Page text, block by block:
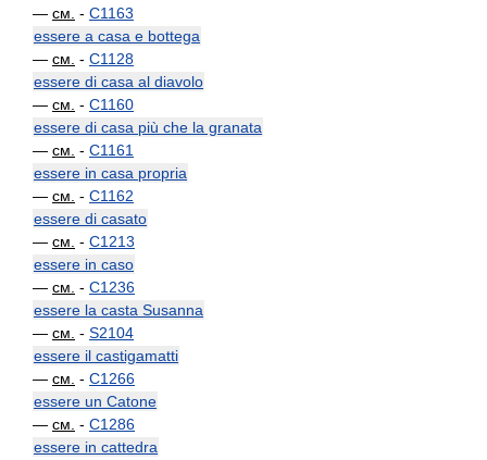
— см. - C1163
essere a casa e bottega
— см. - C1128
essere di casa al diavolo
— см. - C1160
essere di casa più che la granata
— см. - C1161
essere in casa propria
— см. - C1162
essere di casato
— см. - C1213
essere in caso
— см. - C1236
essere la casta Susanna
— см. - S2104
essere il castigamatti
— см. - C1266
essere un Catone
— см. - C1286
essere in cattedra